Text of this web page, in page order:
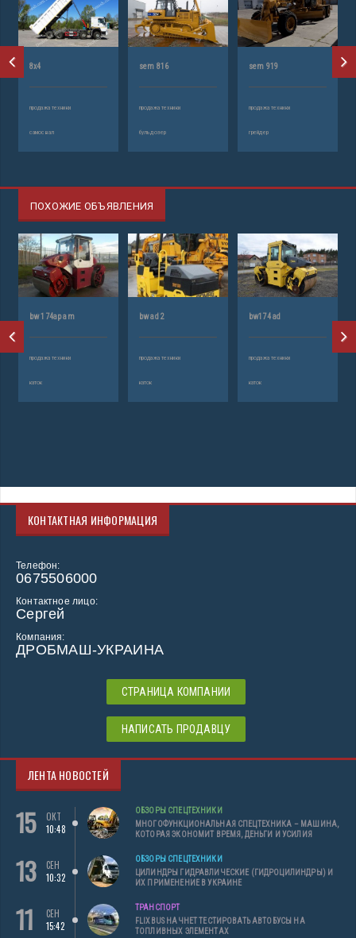
8х4
продажа техники
самосвал
sem 816
продажа техники
бульдозер
sem 919
продажа техники
грейдер
ПОХОЖИЕ ОБЪЯВЛЕНИЯ
bw 174ap am
продажа техники
каток
bw ad 2
продажа техники
каток
bw174 ad
продажа техники
каток
КОНТАКТНАЯ ИНФОРМАЦИЯ
Телефон:
0675506000
Контактное лицо:
Сергей
Компания:
ДРОБМАШ-УКРАИНА
СТРАНИЦА КОМПАНИИ
НАПИСАТЬ ПРОДАВЦУ
ЛЕНТА НОВОСТЕЙ
15
ОКТ
10:48
ОБЗОРЫ СПЕЦТЕХНИКИ
МНОГОФУНКЦИОНАЛЬНАЯ СПЕЦТЕХНИКА – МАШИНА,
КОТОРАЯ ЭКОНОМИТ ВРЕМЯ, ДЕНЬГИ И УСИЛИЯ
13
СЕН
10:32
ОБЗОРЫ СПЕЦТЕХНИКИ
ЦИЛИНДРЫ ГИДРАВЛИЧЕСКИЕ (ГИДРОЦИЛИНДРЫ) И
ИХ ПРИМЕНЕНИЕ В УКРАИНЕ
11
СЕН
15:42
ТРАНСПОРТ
FLIXBUS НАЧНЕТ ТЕСТИРОВАТЬ АВТОБУСЫ НА
ТОПЛИВНЫХ ЭЛЕМЕНТАХ